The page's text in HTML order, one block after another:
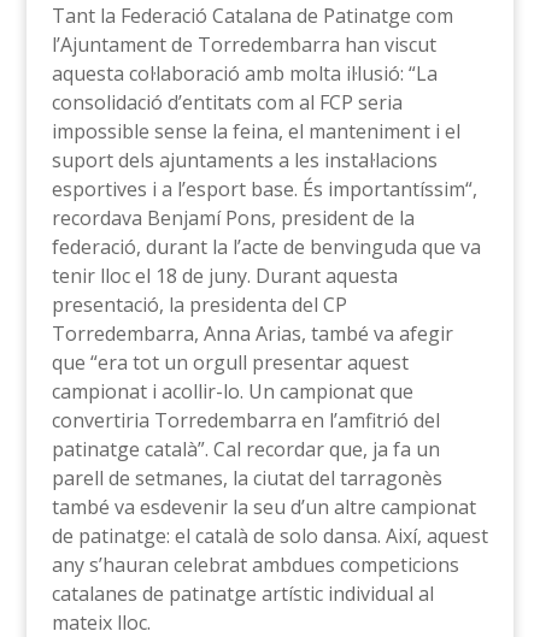
Tant la Federació Catalana de Patinatge com
l’Ajuntament de Torredembarra han viscut
aquesta col·laboració amb molta il·lusió: “La
consolidació d’entitats com al FCP seria
impossible sense la feina, el manteniment i el
suport dels ajuntaments a les instal·lacions
esportives i a l’esport base. És importantíssim“,
recordava Benjamí Pons, president de la
federació, durant la l’acte de benvinguda que va
tenir lloc el 18 de juny. Durant aquesta
presentació, la presidenta del CP
Torredembarra, Anna Arias, també va afegir
que “era tot un orgull presentar aquest
campionat i acollir-lo. Un campionat que
convertiria Torredembarra en l’amfitrió del
patinatge català”. Cal recordar que, ja fa un
parell de setmanes, la ciutat del tarragonès
també va esdevenir la seu d’un altre campionat
de patinatge: el català de solo dansa. Així, aquest
any s’hauran celebrat ambdues competicions
catalanes de patinatge artístic individual al
mateix lloc.